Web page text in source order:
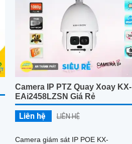
Camera IP PTZ Quay Xoay KX-
EAi2458LZSN Giá Rẻ
Liên hệ LIÊN HỆ
Camera giám sát IP POE KX-